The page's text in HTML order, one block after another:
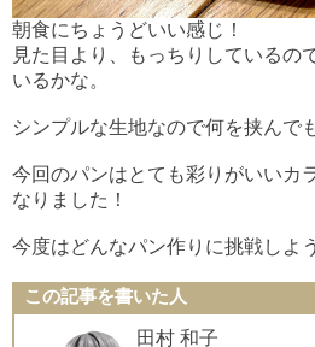
朝食にちょうどいい感じ！
見た目より、もっちりしているの
いるかな。
シンプルな生地なので何を挟んで
今回のパンはとても彩りがいいカ
なりました！
今度はどんなパン作りに挑戦しよ
この記事を書いた人
田村 和子